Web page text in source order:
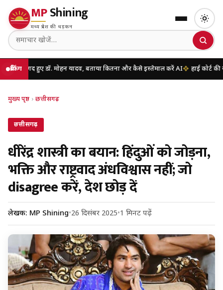
MPShining
मध्य प्रदेश की धड़कन
ब्रेकिंग
मोहन यादव, बताया कितना और कैसे इस्तेमाल करें AI हाई कोर्ट की नई व्यवस्था
मुख्य पृष्ठ › छत्तीसगढ़
छत्तीसगढ़
धीरेंद्र शास्त्री का बयान: हिंदुओं को जोड़ना,
भक्ति और राष्ट्रवाद अंधविश्वास नहीं; जो
disagree करें, देश छोड़ दें
लेखक: MP Shining•26 दिसंबर 2025•1 मिनट पढ़ें